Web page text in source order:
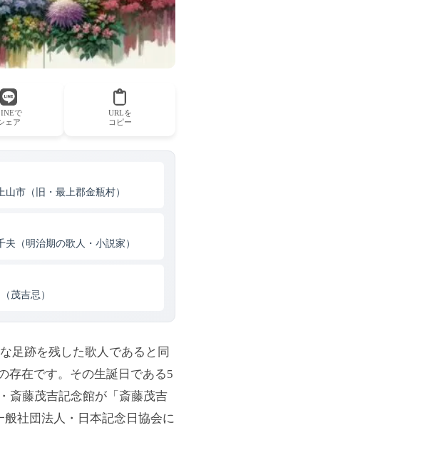
で
ェア
URLを
コピー
山市（旧・最上郡金瓶村）
夫（明治期の歌人・小説家）
茂吉忌）
足跡を残した歌人であると同
存在です。その生誕日である5
斎藤茂吉記念館が「斎藤茂吉
社団法人・日本記念日協会に